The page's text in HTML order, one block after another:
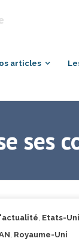
articles
ses
Etats-
Royaume-Uni